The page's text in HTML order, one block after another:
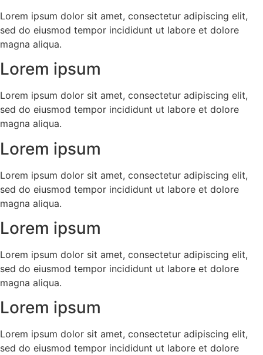
Lorem ipsum dolor sit amet, consectetur adipiscing elit,
sed do eiusmod tempor incididunt ut labore et dolore
magna aliqua.
Lorem ipsum
Lorem ipsum dolor sit amet, consectetur adipiscing elit,
sed do eiusmod tempor incididunt ut labore et dolore
magna aliqua.
Lorem ipsum
Lorem ipsum dolor sit amet, consectetur adipiscing elit,
sed do eiusmod tempor incididunt ut labore et dolore
magna aliqua.
Lorem ipsum
Lorem ipsum dolor sit amet, consectetur adipiscing elit,
sed do eiusmod tempor incididunt ut labore et dolore
magna aliqua.
Lorem ipsum
Lorem ipsum dolor sit amet, consectetur adipiscing elit,
sed do eiusmod tempor incididunt ut labore et dolore